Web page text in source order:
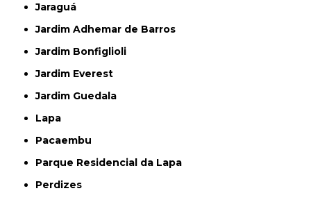
Jaraguá
Jardim Adhemar de Barros
Jardim Bonfiglioli
Jardim Everest
Jardim Guedala
Lapa
Pacaembu
Parque Residencial da Lapa
Perdizes